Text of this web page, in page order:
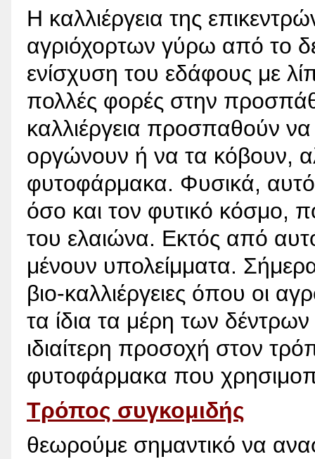
Η καλλιέργεια της
αγριόχορτων γύρω από το
ενίσχυση του εδάφους με
πολλές φορές στην
καλλιέργεια προσπαθούν
οργώνουν ή να τα κόβουν,
φυτοφάρμακα. Φυσικά,
όσο και τον φυτικό κόσμο,
του ελαιώνα. Εκτός από
μένουν υπολείμματα.
βιο-καλλιέργειες όπου οι
τα ίδια τα μέρη των
ιδιαίτερη προσοχή στον
φυτοφάρμακα που
Τρόπος συγκομιδής
θεωρούμε σημαντικό να